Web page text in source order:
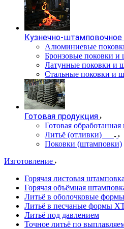
Кузнечно-штамповочное
Алюминиевые
Бронзовые поковки и
Латунные поковки и
Стальные поковки и
Готовая продукция
Готовая
Литьё (отливки)
Поковки (штамповки)
Изготовление
Горячая листовая штамповка
Горячая объёмная
Литьё в оболочковые формы
Литьё в песчаные формы
Литьё под давлением
Точное литьё по